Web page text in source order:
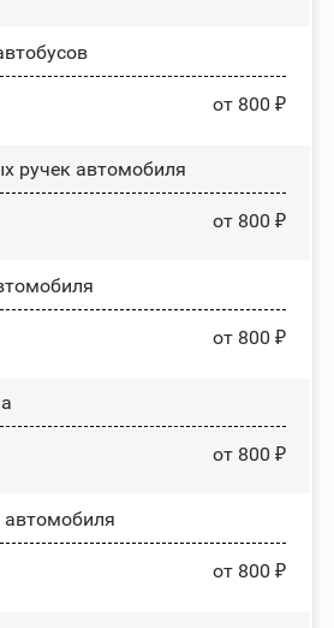
от 800 ₽
ручек автомобиля
от 800 ₽
от 800 ₽
от 800 ₽
автомобиля
от 800 ₽